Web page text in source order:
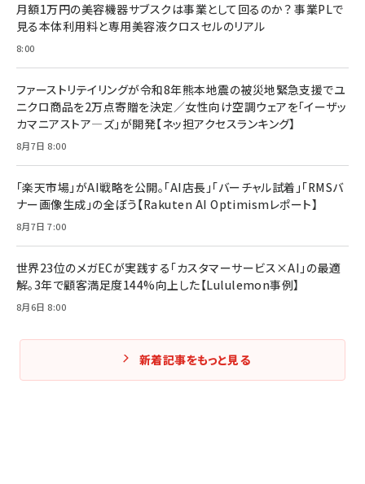
月額1万円の美容機器サブスクは事業として回るのか？ 事業PLで
見る本体利用料と専用美容液クロスセルのリアル
8:00
ファーストリテイリングが令和8年熊本地震の被災地緊急支援でユ
ニクロ商品を2万点寄贈を決定／女性向け空調ウェアを「イーザッ
カマニアストア―ズ」が開発【ネッ担アクセスランキング】
8月7日 8:00
「楽天市場」がAI戦略を公開。「AI店長」「バーチャル試着」「RMSバ
ナー画像生成」の全ぼう【Rakuten AI Optimismレポート】
8月7日 7:00
世界23位のメガECが実践する「カスタマーサービス×AI」の最適
解。3年で顧客満足度144%向上した【Lululemon事例】
8月6日 8:00
新着記事をもっと見る